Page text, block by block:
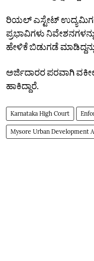
ರಿಯಲ್‌ ಎಸ್ಟೇಟ್‌
ಪ್ರಭಾವಿಗಳು
ಹೇಳಿಕೆ ಬಿಡುಗಡೆ
ಅರ್ಜಿದಾರರ ಪರವಾಗಿ
ಹಾಕಿದ್ದಾರೆ.
Karnataka High Court
Mysore Urban Development